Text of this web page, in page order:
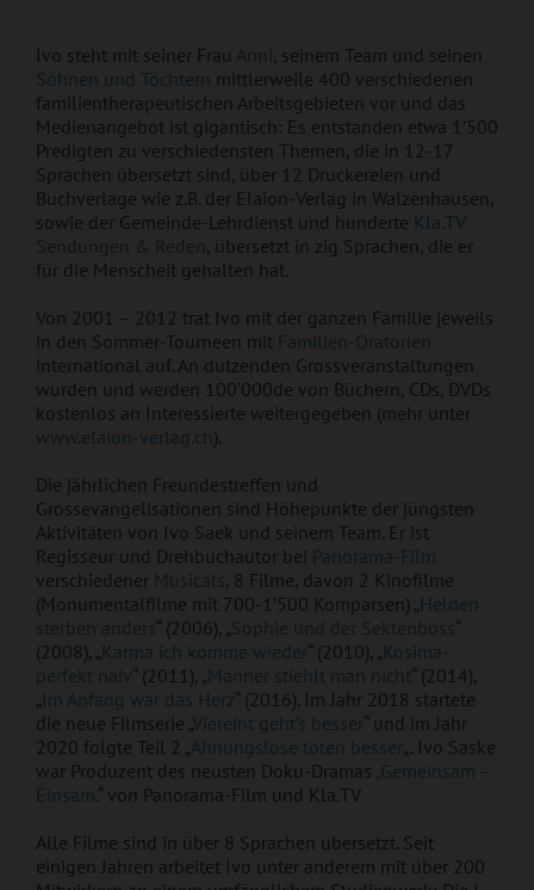
Ivo steht mit seiner Frau Anni , seinem Team und seinen
Söhnen und Töchtern mittlerweile 400 verschiedenen
familientherapeutischen Arbeitsgebieten vor und das
Medienangebot ist gigantisch: Es entstanden etwa 1’500
Predigten zu verschiedensten Themen, die in 12-17
Sprachen übersetzt sind, über 12 Druckereien und
Buchverlage wie z.B. der Elaion-Verlag in Walzenhausen,
sowie der Gemeinde-Lehrdienst und hunderte Kla.TV
Sendungen & Reden, übersetzt in zig Sprachen, die er
für die Menscheit gehalten hat.
Von 2001 – 2012 trat Ivo mit der ganzen Familie jeweils
in den Sommer-Tourneen mit Familien-Oratorien
international auf. An dutzenden Grossveranstaltungen
wurden und werden 100’000de von Büchern, CDs, DVDs
kostenlos an Interessierte weitergegeben (mehr unter
www.elaion-verlag.ch).
Die jährlichen Freundestreffen und
Grossevangelisationen sind Höhepunkte der jüngsten
Aktivitäten von Ivo Saek und seinem Team. Er ist
Regisseur und Drehbuchautor bei Panorama-Film
verschiedener Musicals, 8 Filme, davon 2 Kinofilme
(Monumentalfilme mit 700-1’500 Komparsen) „Helden
sterben anders“ (2006), „Sophie und der Sektenboss“
(2008), „Karma ich komme wieder“ (2010), „Kosima-
perfekt naiv“ (2011), „Männer stiehlt man nicht“ (2014),
„Im Anfang war das Herz“ (2016). Im Jahr 2018 startete
die neue Filmserie „Viereint geht’s besser“ und im Jahr
2020 folgte Teil 2 „Ahnungslose töten besser„. Ivo Saske
war Produzent des neusten Doku-Dramas „Gemeinsam –
Einsam.“ von Panorama-Film und Kla.TV
Alle Filme sind in über 8 Sprachen übersetzt. Seit
einigen Jahren arbeitet Ivo unter anderem mit über 200